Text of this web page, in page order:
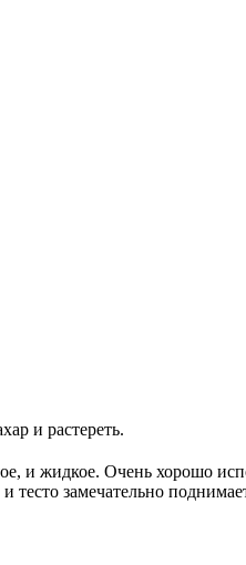
и растереть.
и жидкое. Очень хорошо
тесто замечательно